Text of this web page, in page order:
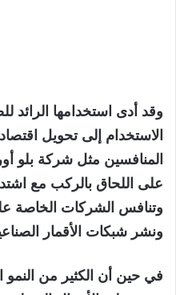
وقد أدى استخدامها الرائد
الاستخدام إلى تحويل
المنافسين مثل شركة بلو
على اللحاق بالركب مع
وتنافس الشركات الخاصة
ونشر شبكات الأقمار